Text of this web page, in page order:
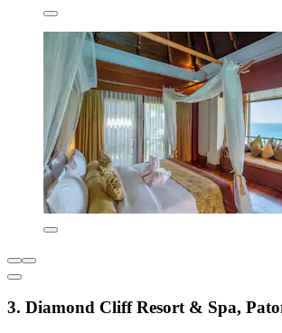
3. Diamond Cliff Resort & Spa,